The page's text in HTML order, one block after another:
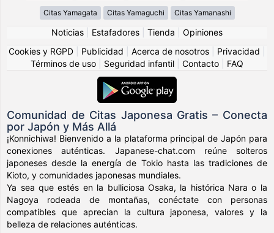
Citas Yamagata Citas Yamaguchi Citas Yamanashi
Noticias Estafadores Tienda
Opiniones
Cookies y RGPD
Publicidad Acerca de nosotros Privacidad
Términos de uso
Seguridad infantil Contacto FAQ
Comunidad de Citas Japonesa Gratis – Conecta
por Japón y Más Allá
¡Konnichiwa! Bienvenido a la plataforma principal de Japón para
conexiones auténticas. Japanese-chat.com reúne solteros
japoneses desde la energía de Tokio hasta las tradiciones de
Kioto, y comunidades japonesas mundiales.
Ya sea que estés en la bulliciosa Osaka, la histórica Nara o la
Nagoya rodeada de montañas, conéctate con personas
compatibles que aprecian la cultura japonesa, valores y la
belleza de relaciones auténticas.